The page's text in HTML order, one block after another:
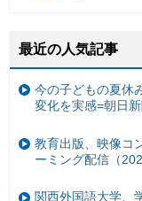
最近の人気記事
今の子どもの夏休
変化を実感=朝日
教育出版、映像コ
ーミング配信（
関西外国語大学、